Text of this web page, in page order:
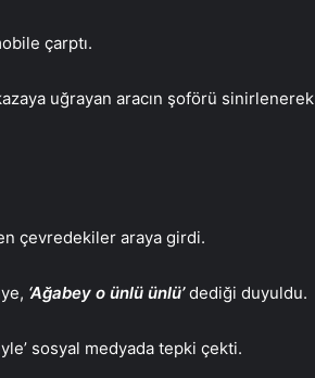
çarptı.
uğrayan aracın şoförü sinirlenerek
çevredekiler araya girdi.
‘Ağabey o ünlü ünlü’dediği duyuldu.
sosyal medyada tepki çekti.